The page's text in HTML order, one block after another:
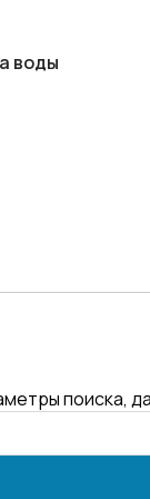
воды
поиска,